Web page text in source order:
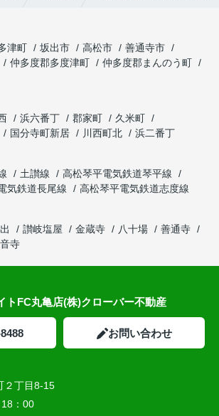
津町 坂出市 高松市
善通寺市
仲多度郡多度津町
仲多度郡まんのう町
浜六番丁 郡家町
久米町
国分寺町新居 川西町北
浜二番丁
土讃線
高松琴平電気鉄道琴平線
気鉄道長尾線
高松琴平電気鉄道志度線
讃岐塩屋 金蔵寺 八十場
善通寺
寺
トFC丸亀店(株)クローバー不動産
お問い合わせ
２丁目8-15
：00